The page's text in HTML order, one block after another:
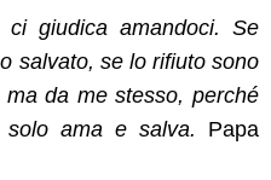
ci giudica amandoci. Se
salvato, se lo rifiuto sono
da me stesso, perché
ama e salva. Papa